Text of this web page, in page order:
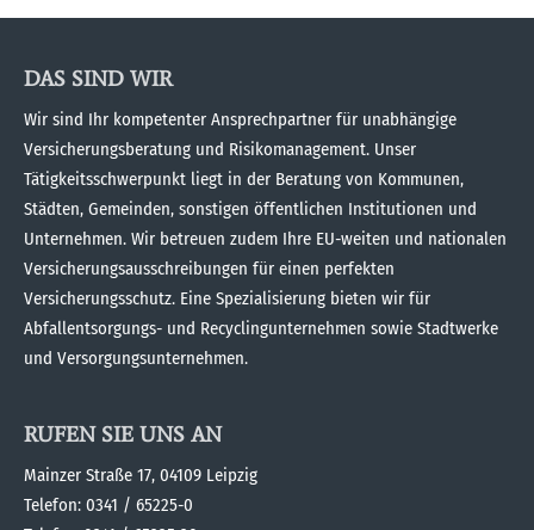
DAS SIND WIR
Wir sind Ihr kompetenter Ansprechpartner für unabhängige
Versicherungsberatung und Risikomanagement. Unser
Tätigkeitsschwerpunkt liegt in der Beratung von Kommunen,
Städten, Gemeinden, sonstigen öffentlichen Institutionen und
Unternehmen. Wir betreuen zudem Ihre EU-weiten und nationalen
Versicherungsausschreibungen für einen perfekten
Versicherungsschutz. Eine Spezialisierung bieten wir für
Abfallentsorgungs- und Recyclingunternehmen sowie Stadtwerke
und Versorgungsunternehmen.
RUFEN SIE UNS AN
Mainzer Straße 17, 04109 Leipzig
Telefon: 0341 / 65225-0